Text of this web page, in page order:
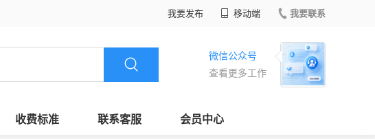
我要发布 移动端 我要联系
微信公众号
查看更多工作
收费标准 联系客服 会员中心